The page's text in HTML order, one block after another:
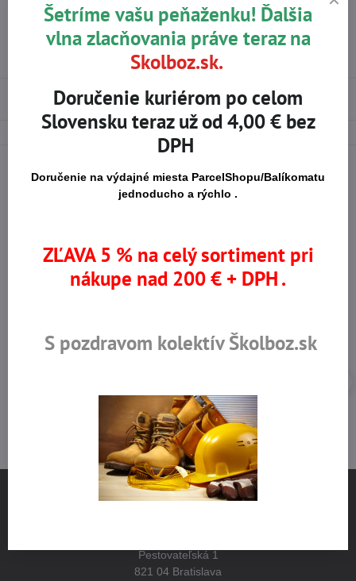
Vystužená
Palec,Ukazovák
Použité materiály
Skladom viac ako 36 tisíc
produktov
Výhodné ceny
Pestovateľská 1
821 04 Bratislava
Šetríme vašu peňaženku! Ďalšia
vlna zlacňovania práve teraz na
Skolboz.sk.
Doručenie kuriérom po celom
Slovensku teraz už od 4,00 € bez
DPH
Doručenie na výdajné miesta ParcelShopu/Balíkomatu
jednoducho a rýchlo .
ZĽAVA 5 % na celý sortiment pri
nákupe nad 200 € + DPH .
S pozdravom kolektív Školboz.sk